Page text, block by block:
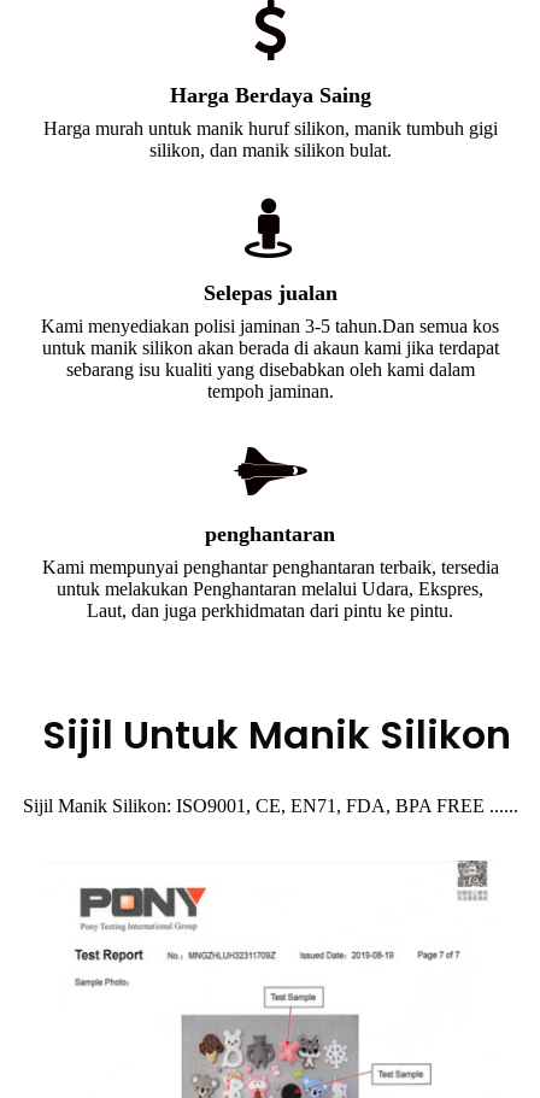
Harga Berdaya Saing
Harga murah untuk manik huruf silikon, manik tumbuh gigi
silikon, dan manik silikon bulat.
Selepas jualan
Kami menyediakan polisi jaminan 3-5 tahun.Dan semua kos
untuk manik silikon akan berada di akaun kami jika terdapat
sebarang isu kualiti yang disebabkan oleh kami dalam
tempoh jaminan.
penghantaran
Kami mempunyai penghantar penghantaran terbaik, tersedia
untuk melakukan Penghantaran melalui Udara, Ekspres,
Laut, dan juga perkhidmatan dari pintu ke pintu.
Sijil Untuk Manik Silikon
Sijil Manik Silikon: ISO9001, CE, EN71, FDA, BPA FREE ......